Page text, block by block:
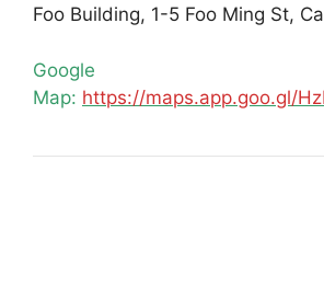
Foo Building, 1-5 Foo Ming St,
Google
Map: https://maps.app.goo.gl/